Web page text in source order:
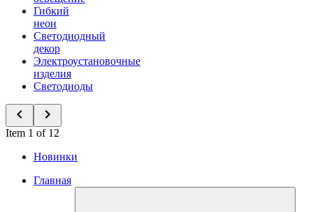
Гибкий
неон
Светодиодный
декор
Электроустановочные
изделия
Светодиоды
Item 1 of 12
Новинки
Главная